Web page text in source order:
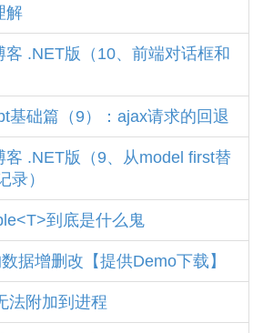
解
.NET版（10、前端对话框和
基础篇（9）：ajax请求的回退
客 .NET版（9、从model first替
录）
到底是什么鬼
据增删改【提供Demo下载】
法附加到进程